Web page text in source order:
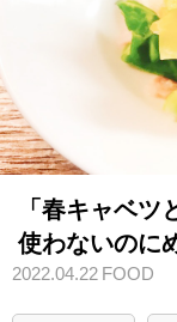
「春キャベ
使わないのに
2022.04.22 FOOD